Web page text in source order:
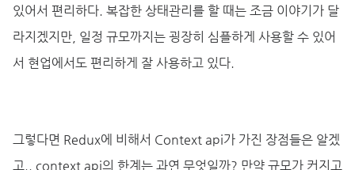
있어서 편리하다. 복잡한 상태관리를 할 때는 조금 이야기가 달
라지겠지만, 일정 규모까지는 굉장히 심플하게 사용할 수 있어
서 현업에서도 편리하게 잘 사용하고 있다.
그렇다면 Redux에 비해서 Context api가 가진 장점들은 알겠
고.. context api의 한계는 과연 무엇일까? 만약 규모가 커지고